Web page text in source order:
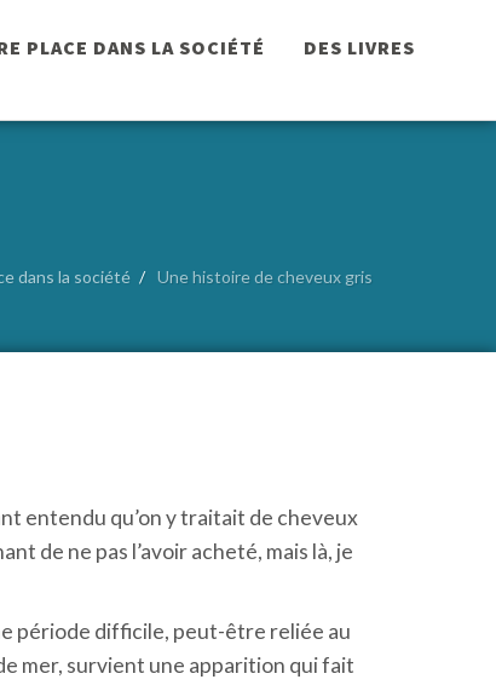
PLACE DANS LA SOCIÉTÉ
DES LIVRES
dans la société Une histoire de cheveux gris
entendu qu’on y traitait de cheveux
de ne pas l’avoir acheté, mais là, je
période difficile, peut-être reliée au
mer, survient une apparition qui fait